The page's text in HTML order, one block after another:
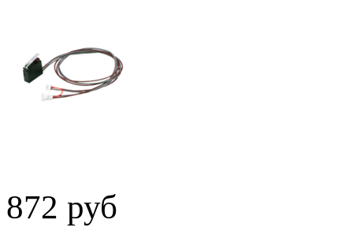
872 руб